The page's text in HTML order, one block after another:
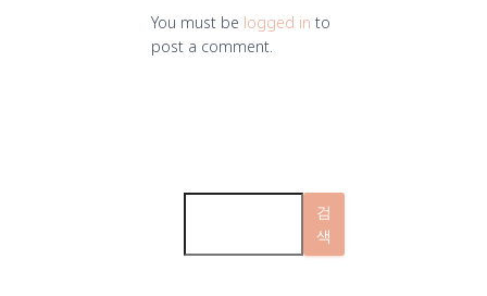
You must be logged in to
post a comment.
검
색